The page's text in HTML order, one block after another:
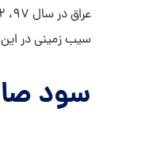
سیب زمینی در این
سود